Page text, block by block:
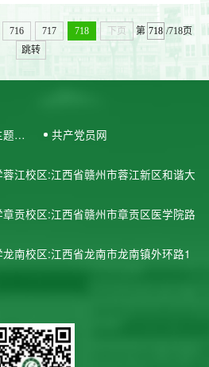
716 717 718 下页 第
/718页
跳转
教
共产党员网
江校区:江西省赣州市蓉江新区和谐大
贡校区:江西省赣州市章贡区医学院路
南校区:江西省龙南市龙南镇外环路1